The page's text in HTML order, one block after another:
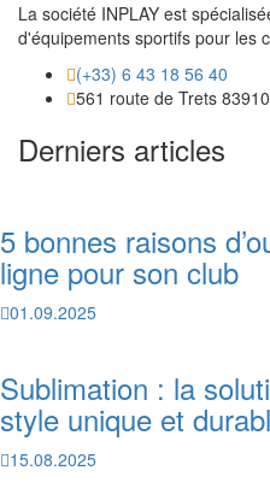
La société INPLAY est
d'équipements sportifs pour les
(+33) 6 43 18 56 40
561 route de Trets
Derniers articles
5 bonnes raisons
ligne pour son club
01.09.2025
Sublimation : la
style unique et
15.08.2025